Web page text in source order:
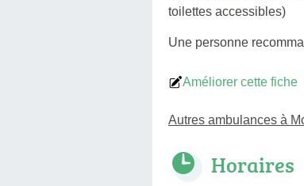
toilettes accessibles)
Une personne
Améliorer cette fiche
Autres ambulances à
Horaires